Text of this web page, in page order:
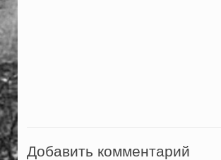
Добавить комментарий